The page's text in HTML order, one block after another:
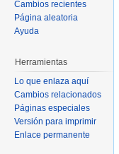
Cambios recientes
Página aleatoria
Ayuda
Herramientas
Lo que enlaza aquí
Cambios relacionados
Páginas especiales
Versión para imprimir
Enlace permanente